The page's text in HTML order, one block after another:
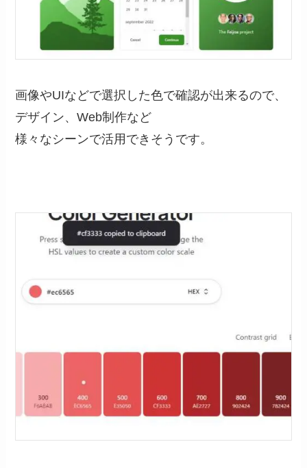
画像やUIなどで選択した色で確認が出来るので、
デザイン、Web制作など
様々なシーンで活用できそうです。